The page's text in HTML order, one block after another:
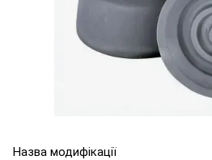
Назва модифікації